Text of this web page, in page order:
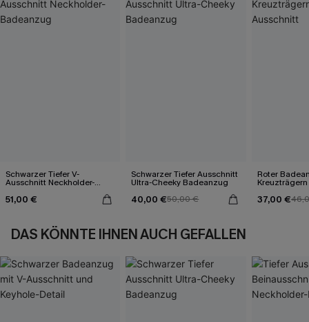
Schwarzer Tiefer V-
Ausschnitt Neckholder-
51,00 €
Schwarzer Tiefer Ausschnitt
Ultra-Cheeky Badeanzug
40,00 €50,00 €
Roter
37,00 €
DAS KÖNNTE IHNEN AUCH GEFALLEN